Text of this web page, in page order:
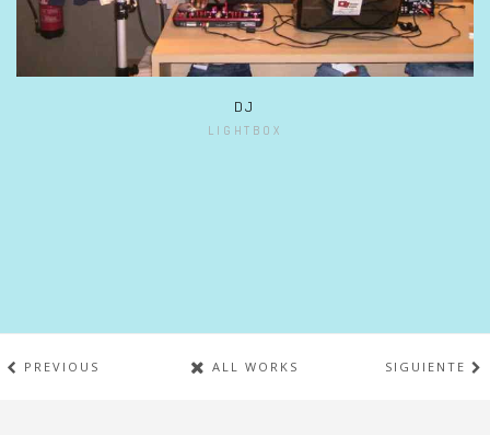
DJ
LIGHTBOX
PREVIOUS ALL WORKS SIGUIENTE